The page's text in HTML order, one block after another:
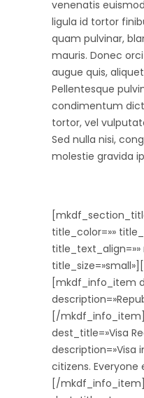
venenatis
ligula id tortor
quam pulvinar,
mauris. Donec
augue quis,
Pellentesque
condimentum
tortor, vel
Sed nulla nisi,
molestie gravida
title_color=»»
[mkdf_info_item
[/
dest_title=»Visa
description=»Visa
citizens. Everyone
[/